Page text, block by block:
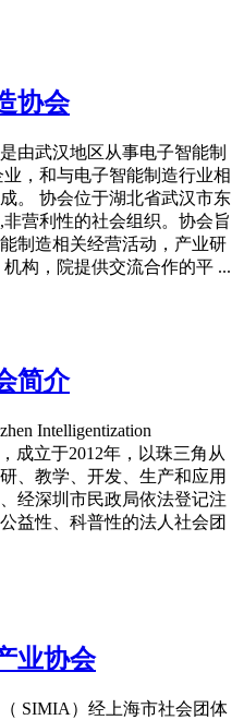
协会
由武汉地区从事电子智能制
，和与电子智能制造行业相
。 协会位于湖北省武汉市东
营利性的社会组织。协会旨
制造相关经营活动，产业研
构，院提供交流合作的平 ...
简介
Intelligentization
成立于2012年，以珠三角从
、教学、开发、生产和应用
经深圳市民政局依法登记注
益性、科普性的法人社会团
业协会
SIMIA）经上海市社会团体